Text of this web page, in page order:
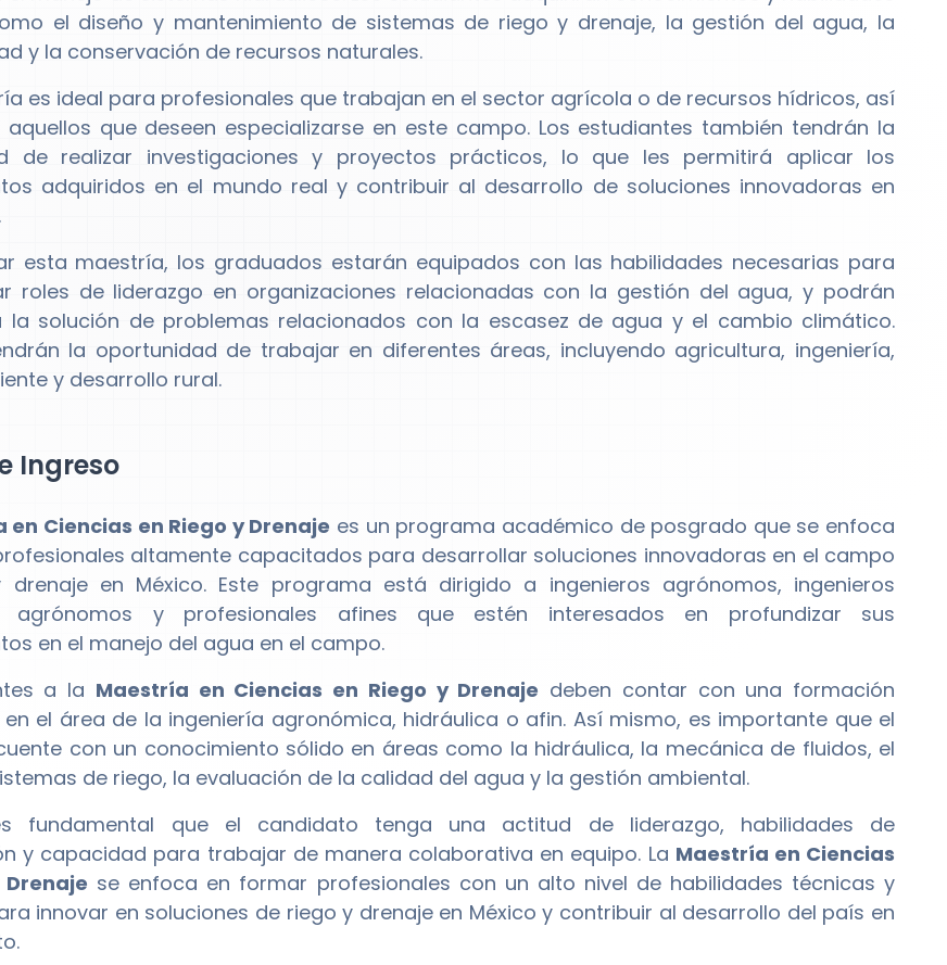
el diseño y mantenimiento de sistemas de riego y drenaje, la gestión del agua, la
y la conservación de recursos naturales.
es ideal para profesionales que trabajan en el sector agrícola o de recursos hídricos, así
que deseen especializarse en este campo. Los estudiantes también tendrán la
de realizar investigaciones y proyectos prácticos, lo que les permitirá aplicar los
adquiridos en el mundo real y contribuir al desarrollo de soluciones innovadoras en
esta maestría, los graduados estarán equipados con las habilidades necesarias para
roles de liderazgo en organizaciones relacionadas con la gestión del agua, y podrán
la solución de problemas relacionados con la escasez de agua y el cambio climático.
la oportunidad de trabajar en diferentes áreas, incluyendo agricultura, ingeniería,
y desarrollo rural.
Ingreso
en Ciencias en Riego y Drenaje es un programa académico de posgrado que se enfoca
altamente capacitados para desarrollar soluciones innovadoras en el campo
en México. Este programa está dirigido a ingenieros agrónomos, ingenieros
agrónomos y profesionales afines que estén interesados en profundizar sus
en el manejo del agua en el campo.
a la Maestría en Ciencias en Riego y Drenaje deben contar con una formación
el área de la ingeniería agronómica, hidráulica o afin. Así mismo, es importante que el
con un conocimiento sólido en áreas como la hidráulica, la mecánica de fluidos, el
de riego, la evaluación de la calidad del agua y la gestión ambiental.
fundamental que el candidato tenga una actitud de liderazgo, habilidades de
y capacidad para trabajar de manera colaborativa en equipo. La Maestría en Ciencias
se enfoca en formar profesionales con un alto nivel de habilidades técnicas y
innovar en soluciones de riego y drenaje en México y contribuir al desarrollo del país en